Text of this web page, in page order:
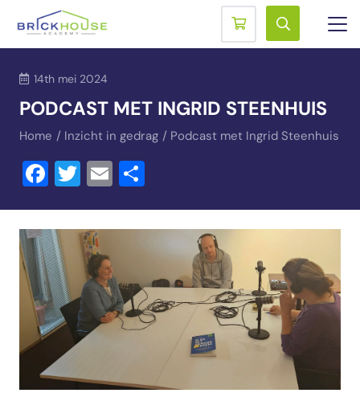
14th mei 2024
PODCAST MET INGRID STEENHUIS
Home / Inzicht in gedrag / Podcast met Ingrid Steenhuis
Facebook
Twitter
Email